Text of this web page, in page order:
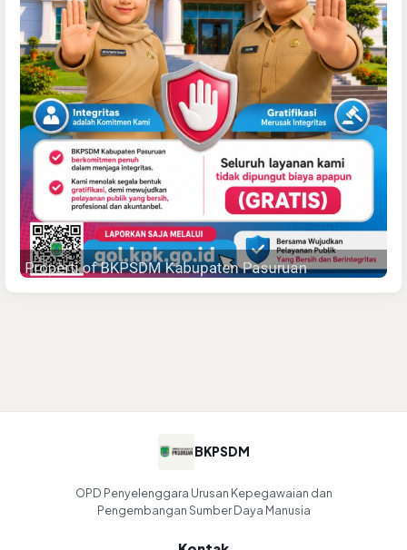
BKPSDM
OPD Penyelenggara Urusan Kepegawaian dan
Pengembangan Sumber Daya Manusia